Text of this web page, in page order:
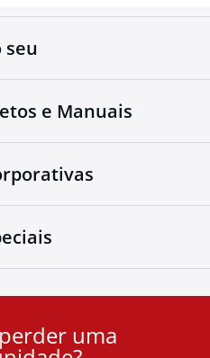
Tessera4x4.
seu
e Manuais
uma